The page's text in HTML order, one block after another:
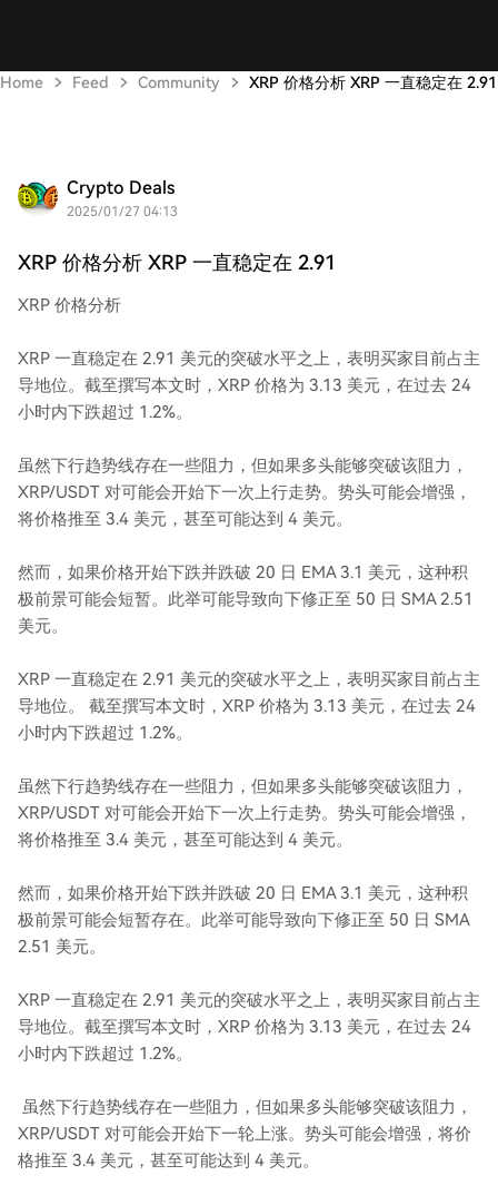
Home Feed Community XRP 价格分析 XRP 一直稳定在 2.91
Crypto Deals
2025/01/27 04:13
XRP 价格分析 XRP 一直稳定在 2.91
XRP 价格分析
XRP 一直稳定在 2.91 美元的突破水平之上，表明买家目前占主
导地位。截至撰写本文时，XRP 价格为 3.13 美元，在过去 24
小时内下跌超过 1.2%。
虽然下行趋势线存在一些阻力，但如果多头能够突破该阻力，
XRP/USDT 对可能会开始下一次上行走势。势头可能会增强，
将价格推至 3.4 美元，甚至可能达到 4 美元。
然而，如果价格开始下跌并跌破 20 日 EMA 3.1 美元，这种积
极前景可能会短暂。此举可能导致向下修正至 50 日 SMA 2.51
美元。
XRP 一直稳定在 2.91 美元的突破水平之上，表明买家目前占主
导地位。 截至撰写本文时，XRP 价格为 3.13 美元，在过去 24
小时内下跌超过 1.2%。
虽然下行趋势线存在一些阻力，但如果多头能够突破该阻力，
XRP/USDT 对可能会开始下一次上行走势。势头可能会增强，
将价格推至 3.4 美元，甚至可能达到 4 美元。
然而，如果价格开始下跌并跌破 20 日 EMA 3.1 美元，这种积
极前景可能会短暂存在。此举可能导致向下修正至 50 日 SMA
2.51 美元。
XRP 一直稳定在 2.91 美元的突破水平之上，表明买家目前占主
导地位。截至撰写本文时，XRP 价格为 3.13 美元，在过去 24
小时内下跌超过 1.2%。
虽然下行趋势线存在一些阻力，但如果多头能够突破该阻力，
XRP/USDT 对可能会开始下一轮上涨。势头可能会增强，将价
格推至 3.4 美元，甚至可能达到 4 美元。